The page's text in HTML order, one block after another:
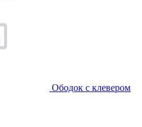
Ободок с клевером